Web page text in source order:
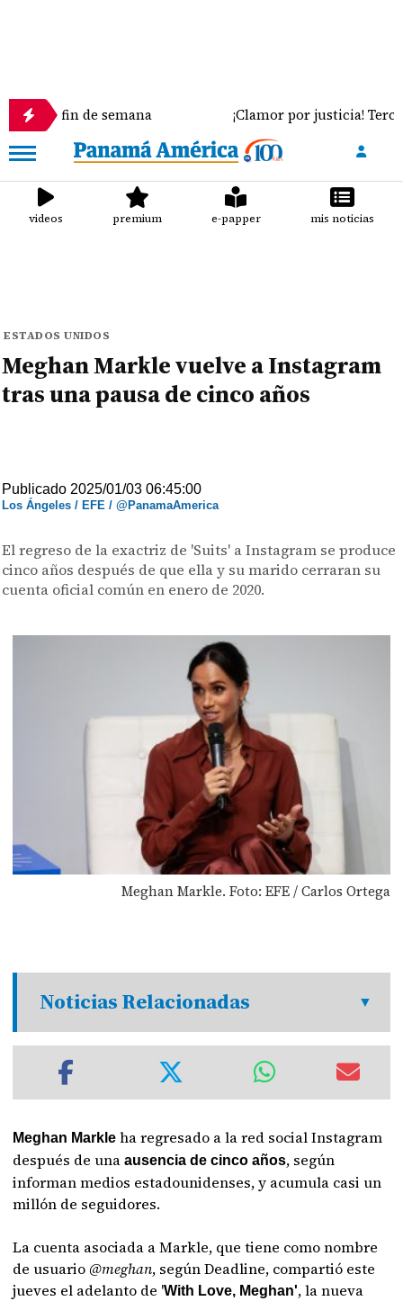
de semana ¡Clamor por justicia! Tercer día
videos premium e-papper mis noticias
ESTADOS UNIDOS
Meghan Markle vuelve a Instagram
tras una pausa de cinco años
Publicado 2025/01/03 06:45:00
Los Ángeles / EFE / @PanamaAmerica
El regreso de la exactriz de 'Suits' a Instagram se produce
cinco años después de que ella y su marido cerraran su
cuenta oficial común en enero de 2020.
Meghan Markle. Foto: EFE / Carlos Ortega
Noticias Relacionadas
Meghan Markle ha regresado a la red social Instagram
después de unaausencia de cinco años, según
informan medios estadounidenses, y acumula casi un
millón de seguidores.
La cuenta asociada a Markle, que tiene como nombre
de usuario @meghan, según Deadline, compartió este
jueves el adelanto de 'With Love, Meghan', la nueva